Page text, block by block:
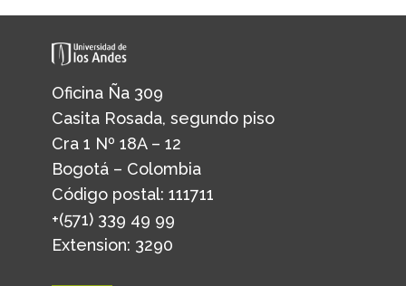
Oficina Ña 309
Casita Rosada, segundo piso
Cra 1 Nº 18A – 12
Bogotá – Colombia
Código postal: 111711
+(571) 339 49 99
Extension: 3290